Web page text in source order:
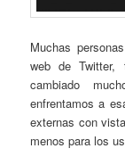
Muchas
web de
cambiado
enfrentamos a
externas con
menos para los